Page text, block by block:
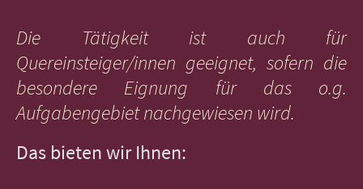
Die Tätigkeit ist auch für
Quereinsteiger/innen geeignet, sofern die
besondere Eignung für das o.g.
Aufgabengebiet nachgewiesen wird.
Das bieten wir Ihnen: